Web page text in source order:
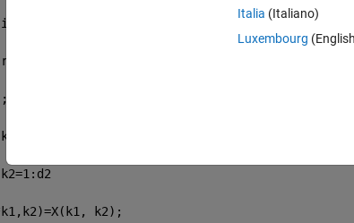
250]);
k1=1:d1
k2=1:d2
k2);
Italia (Italiano)
Luxembourg